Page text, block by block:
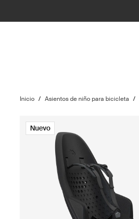
Inicio / Asientos de niño para bicicleta /
Nuevo